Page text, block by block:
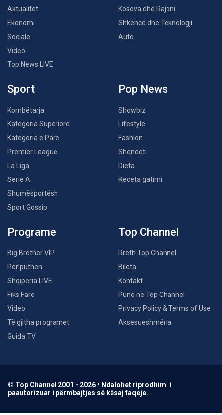
Aktualitet
Ekonomi
Sociale
Video
Top News LIVE
Kosova dhe Rajoni
Shkencë dhe Teknologji
Auto
Sport
Kombëtarja
Kategoria Superiore
Kategoria e Parë
Premier League
La Liga
Serie A
Shumësportësh
Sport Gossip
Pop News
Showbiz
Lifestyle
Fashion
Shëndeti
Dieta
Receta gatimi
Programe
Big Brother VIP
Për’puthen
Shqipëria LIVE
Fiks Fare
Video
Të gjitha programet
Guida TV
Top Channel
Rreth Top Channel
Bileta
Kontakt
Puno në Top Channel
Privacy Policy & Terms of Use
Aksesueshmëria
© Top Channel 2001 - 2026 • Ndalohet riprodhimi i
paautorizuar i përmbajtjes së kësaj faqeje.